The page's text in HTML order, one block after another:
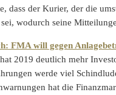
dass der Kurier, der die
wodurch seine
FMA will gegen
2019 deutlich mehr
werde viel
hat die